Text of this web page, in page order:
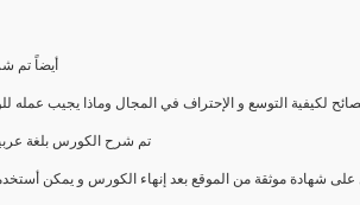
أيضاً تم
لكيفية التوسع و الإحتراف في المجال وماذا يجيب
تم شرح الكورس بلغة
شهادة موثقة من الموقع بعد إنهاء الكورس و يمكن